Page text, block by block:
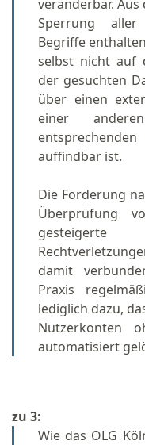
veränderbar.
Sperrung
Begriffe
selbst nicht auf
der gesuchten
über einen
einer
auffindbar ist.
Die Forderung
Überprüfung
gesteigerte
damit
Praxis
lediglich dazu,
Nutzerkonten
automatisiert
zu 3:
Wie das OLG